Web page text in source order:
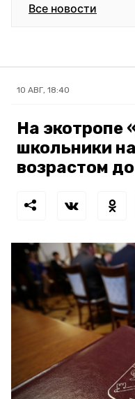
Все новости
10 АВГ, 18:40
На экотропе
школьники
возрастом